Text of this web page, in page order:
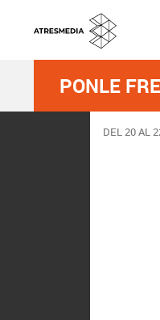
PONLE
DEL 20 AL